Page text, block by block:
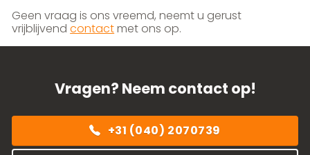
Geen vraag is ons vreemd, neemt u gerust
vrijblijvendcontactmet ons op.
Vragen? Neem contact op!
+31 (040) 2070739